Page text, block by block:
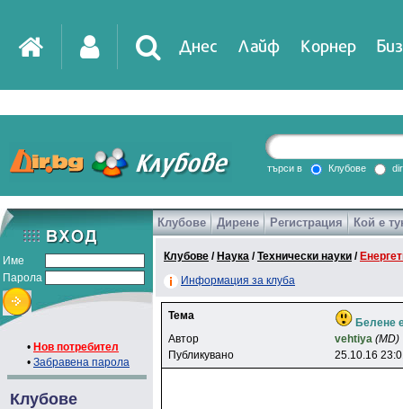
Днес Лайф Корнер
DirTV Impressio
Games
търси в Клубове
Име
Парола
• Нов потребител
• Забравена парола
Клубове
Клубове Дирене Регистрация Кой е
Клубове / Наука /Технически науки /
Информация за клуба
Тема
Белене
Автор
vehtiya (MD)
Публикувано
25.10.16